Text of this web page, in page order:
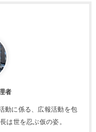
者
動に係る、広報活動を包
は世を忍ぶ仮の姿。